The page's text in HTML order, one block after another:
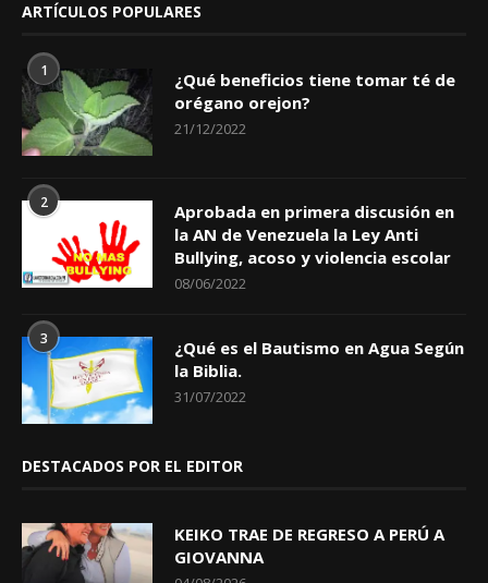
ARTÍCULOS POPULARES
1
¿Qué beneficios tiene tomar té de
orégano orejon?
21/12/2022
2
Aprobada en primera discusión en
la AN de Venezuela la Ley Anti
Bullying, acoso y violencia escolar
08/06/2022
3
¿Qué es el Bautismo en Agua Según
la Biblia.
31/07/2022
DESTACADOS POR EL EDITOR
KEIKO TRAE DE REGRESO A PERÚ A
GIOVANNA